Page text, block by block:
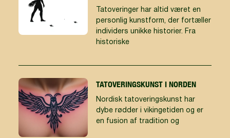
Tatoveringer har altid været en
personlig kunstform, der fortæller
individers unikke historier. Fra
historiske
TATOVERINGSKUNST I NORDEN
Nordisk tatoveringskunst har
dybe rødder i vikingetiden og er
en fusion af tradition og